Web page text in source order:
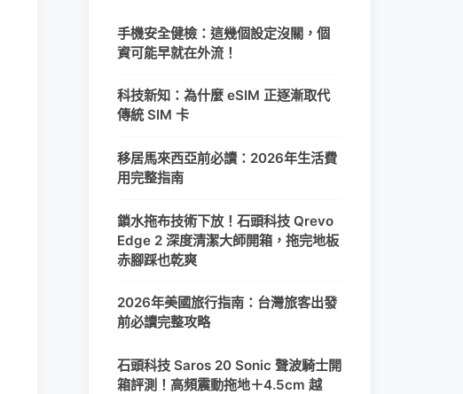
手機安全健檢：這幾個設定沒關，個
資可能早就在外流！
科技新知：為什麼 eSIM 正逐漸取代
傳統 SIM 卡
移居馬來西亞前必讀：2026年生活費
用完整指南
鎖水拖布技術下放！石頭科技 Qrevo
Edge 2 深度清潔大師開箱，拖完地板
赤腳踩也乾爽
2026年美國旅行指南：台灣旅客出發
前必讀完整攻略
石頭科技 Saros 20 Sonic 聲波騎士開
箱評測！高頻震動拖地＋4.5cm 越